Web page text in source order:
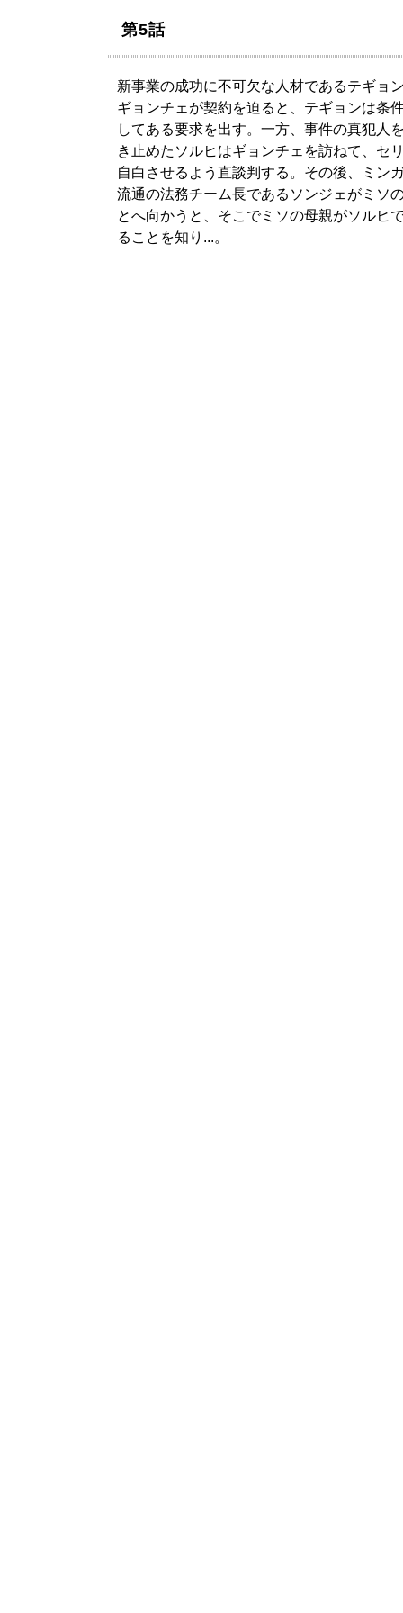
第5話
新事業の成功に不可欠な人材であるテギョ
ギョンチェが契約を迫ると、テギョンは条
してある要求を出す。一方、事件の真犯人
き止めたソルヒはギョンチェを訪ねて、セ
自白させるよう直談判する。その後、ミン
流通の法務チーム長であるソンジェがミソ
とへ向かうと、そこでミソの母親がソルヒ
ることを知り...。